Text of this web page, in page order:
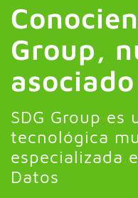
Group,
SDG Group es
tecnológica
especializada
Datos